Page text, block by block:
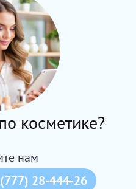
косметике?
нам
28-444-26